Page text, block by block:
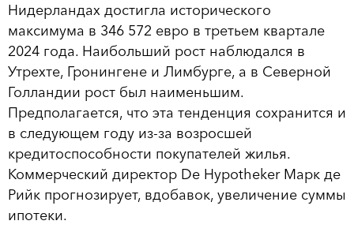
Нидерландах достигла исторического
максимума в 346 572 евро в третьем квартале
2024 года. Наибольший рост наблюдался в
Утрехте, Гронингене и Лимбурге, а в Северной
Голландии рост был наименьшим.
Предполагается, что эта тенденция сохранится и
в следующем году из-за возросшей
кредитоспособности покупателей жилья.
Коммерческий директор De Hypotheker Марк де
Рийк прогнозирует, вдобавок, увеличение суммы
ипотеки.